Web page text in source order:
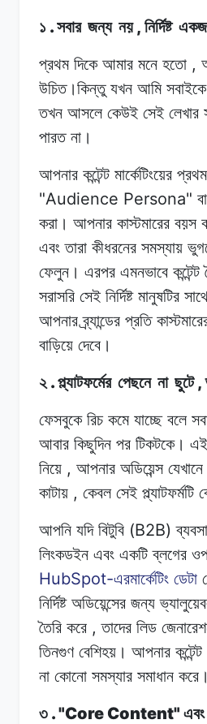
১ .সবার জন্য নয়, নির্দিষ্ট
প্রথম দিকে আমার মনে হতো ,
উচিত।কিন্তু যখন আমি সবাইকে
তখন আসলে কেউই সেই লেখার
পারত না।
আপনার কন্টেন্ট মার্কেটিংয়ের প্রথম
"Audience Persona" বা
করা। আপনার কাস্টমারের বয়স
এবং তারা কীধরনের সমস্যায়
ফেলুন। এরপর এমনভাবে
সরাসরি সেই নির্দিষ্ট মানুষটির
আপনার ব্র্যান্ডের প্রতি
বাড়িয়ে দেবে।
২ .প্ল্যাটফর্মের পেছনে না ছুটে,
ফেসবুকে রিচ কমে যাচ্ছে বলে
আবার কিছুদিন পর টিকটকে। এই
নিয়ে , আপনার অডিয়েন্স যেখানে
কাটায় , কেবল সেই প্ল্যাটফর্মটি
আপনি যদি বিটুবি (B2B)ব্যবসা
লিংকডইন এবং একটি ব্লগের
HubSpot-এরমার্কেটিং ডেটা
নির্দিষ্ট অডিয়েন্সের জন্য
তৈরি করে ,তাদের লিড
তিনগুণ বেশিহয়। আপনার কন্টেন্ট
না কোনো সমস্যার সমাধান করে।
৩ . "Core Content" এবং